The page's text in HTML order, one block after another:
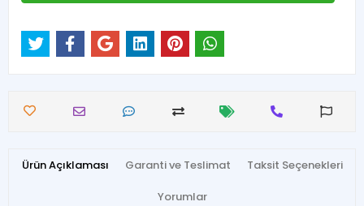
Ürün Açıklaması Garanti ve Teslimat Taksit Seçenekleri
Yorumlar